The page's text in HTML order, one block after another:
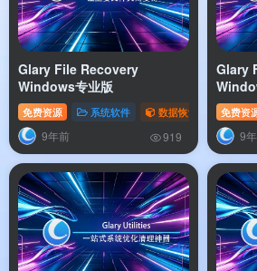
Glary File Recovery
Windows专业版
免费资源 系统软件 数据恢复
9年前 919
Glary
免费资
9